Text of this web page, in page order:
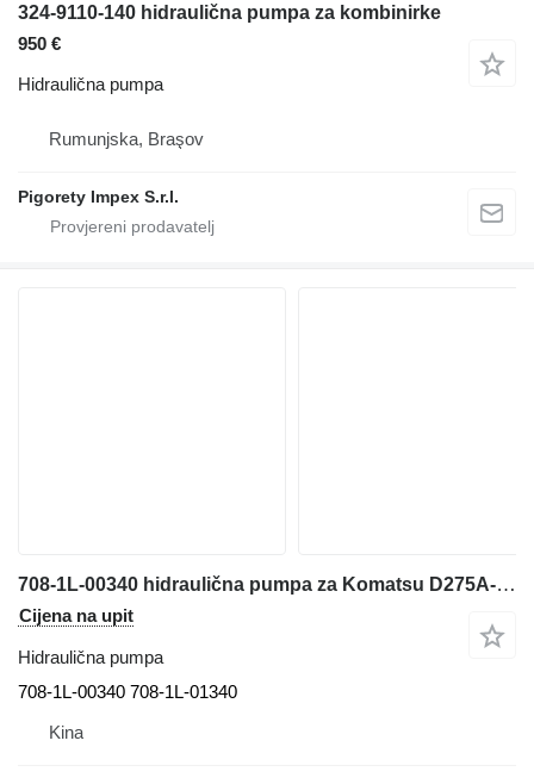
324-9110-140 hidraulična pumpa za kombinirke
950 €
Hidraulična pumpa
Rumunjska, Braşov
Pigorety Impex S.r.l.
708-1L-00340 hidraulična pumpa za Komatsu D275A-5D buldožera
Cijena na upit
Hidraulična pumpa
708-1L-00340 708-1L-01340
Kina